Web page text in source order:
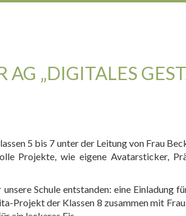
AG „DIGITALES
5 bis 7 unter der Leitung von Frau
Projekte, wie eigene Avatarsticker,
Schule entstanden: eine Einladung
Projekt der Klassen 8 zusammen mit